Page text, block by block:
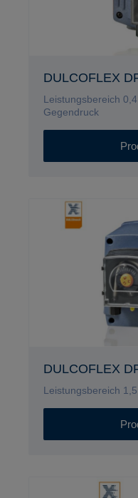
DULCOFLEX
Leistungsbereich
Gegendruck
DULCOFLEX
Leistungsbereich